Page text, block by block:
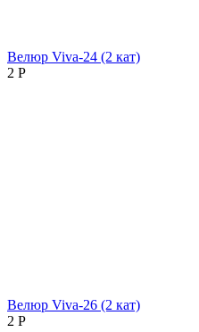
Велюр Viva-24 (2 кат)
2 Р
Велюр Viva-26 (2 кат)
2 Р